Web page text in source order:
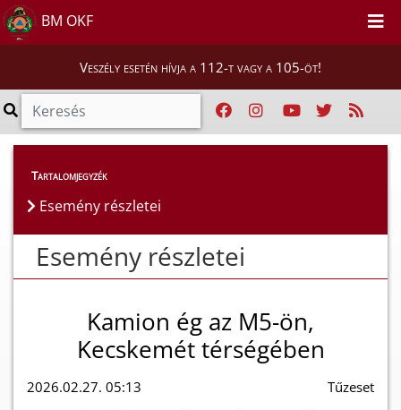
BM OKF
Veszély esetén hívja a 112-t vagy a 105-öt!
Esemény részletei
Tartalomjegyzék
Esemény részletei
Esemény részletei
Kamion ég az M5-ön,
Kecskemét térségében
2026.02.27. 05:13 Tűzeset